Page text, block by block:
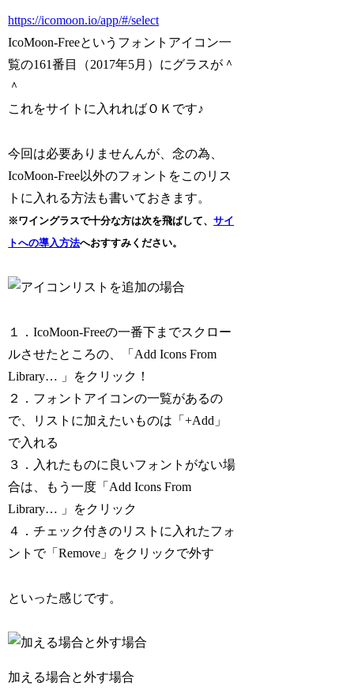
https://icomoon.io/app/#/select
IcoMoon-Freeというフォントアイコン一
覧の161番目（2017年5月）にグラスが＾
＾
これをサイトに入れればＯＫです♪
今回は必要ありませんんが、念の為、
IcoMoon-Free以外のフォントをこのリス
トに入れる方法も書いておきます。
※ワイングラスで十分な方は次を飛ばして、サイ
トへの導入方法へおすすみください。
１．IcoMoon-Freeの一番下までスクロー
ルさせたところの、「Add Icons From
Library… 」をクリック！
２．フォントアイコンの一覧があるの
で、リストに加えたいものは「+Add」
で入れる
３．入れたものに良いフォントがない場
合は、もう一度「Add Icons From
Library… 」をクリック
４．チェック付きのリストに入れたフォ
ントで「Remove」をクリックで外す
といった感じです。
加える場合と外す場合